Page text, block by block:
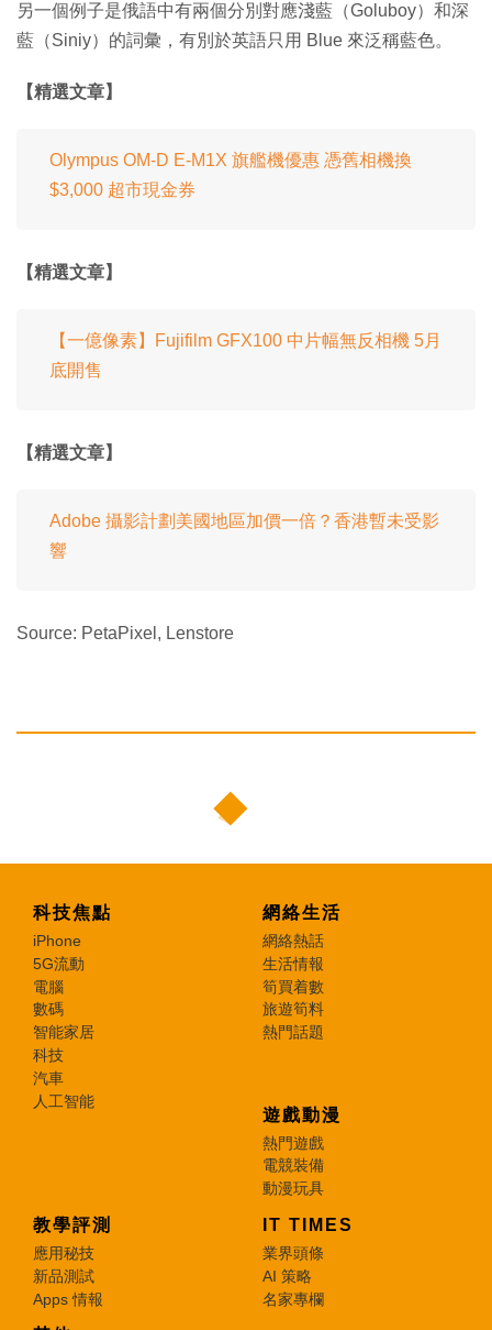
另一個例子是俄語中有兩個分別對應淺藍（Goluboy）和深
藍（Siniy）的詞彙，有別於英語只用 Blue 來泛稱藍色。
【精選文章】
Olympus OM-D E-M1X 旗艦機優惠 憑舊相機換
$3,000 超市現金券
【精選文章】
【一億像素】Fujifilm GFX100 中片幅無反相機 5月
底開售
【精選文章】
Adobe 攝影計劃美國地區加價一倍？香港暫未受影
響
Source: PetaPixel, Lenstore
科技焦點
iPhone
5G流動
電腦
數碼
智能家居
科技
汽車
人工智能
網絡生活
網絡熱話
生活情報
筍買着數
旅遊筍料
熱門話題
遊戲動漫
熱門遊戲
電競裝備
動漫玩具
教學評測
應用秘技
新品測試
Apps 情報
IT TIMES
業界頭條
AI 策略
名家專欄